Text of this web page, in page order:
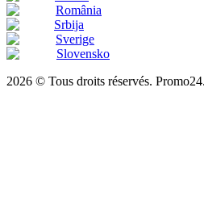
România
Srbija
Sverige
Slovensko
2026 © Tous droits réservés.